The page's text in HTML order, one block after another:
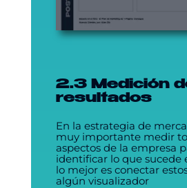
2.3 Medición
resultados
En la estrategia de
muy importante medir
aspectos de la empresa
identificar lo que sucede
lo mejor es conectar
algún visualizador